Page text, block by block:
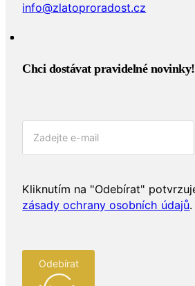
info@zlatoproradost.cz
Chci dostávat pravidelné novinky!​
Kliknutím na "Odebírat"
zásady ochrany osobních údajů.
Odebírat